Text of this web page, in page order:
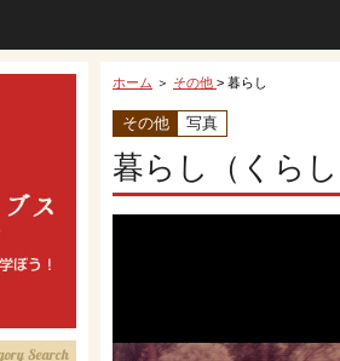
ホーム ＞ その他 > 暮らし
その他 写真
暮らし（くら